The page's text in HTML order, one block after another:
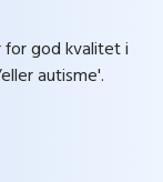
for god kvalitet i
autisme'.